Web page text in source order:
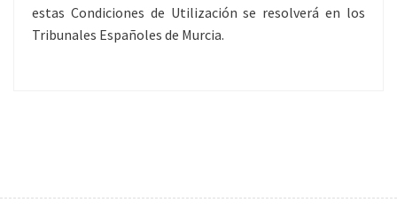
estas Condiciones de Utilización se resolverá en los
Tribunales Españoles de Murcia.